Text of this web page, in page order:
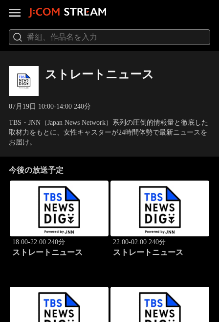
ストレートニュース
07月19日 10:00-14:00 240分
TBS・JNN（Japan News Network）系列の圧倒的情報量と徹底した
取材力をもとに、女性キャスターが24時間体勢で最新ニュースを
お届け。
今後の放送予定
18:00-22:00 240分
ストレートニュース
22:00-02:00 240分
ストレートニュース